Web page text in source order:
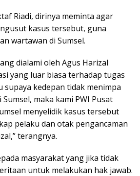
Riadi, dirinya meminta agar
kasus tersebut, guna
wartawan di Sumsel.
dialami oleh Agus Harizal
yang luar biasa terhadap tugas
supaya kedepan tidak menimpa
maka kami PWI Pusat
menyelidik kasus tersebut
pelaku dan otak pengancaman
terangnya.
masyarakat yang jika tidak
untuk melakukan hak jawab.